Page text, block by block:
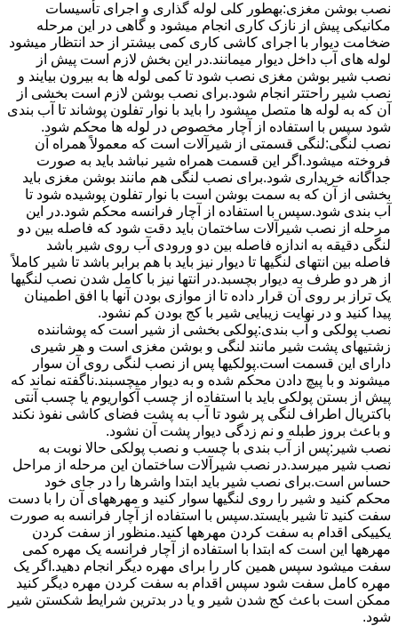
نصب بوشن مغزی:بهطور کلی لوله گذاری و اجرای تأسیسات
مکانیکی پیش از نازک کاری انجام میشود و گاهی در این مرحله
ضخامت دیوار با اجرای کاشی کاری کمی بیشتر از حد انتظار میشود
لوله های آب داخل دیوار میمانند.در این بخش لازم است پیش از
نصب شیر بوشن مغزی نصب شود تا کمی لوله ها به بیرون بیایند و
نصب شیر راحتتر انجام شود.برای نصب بوشن لازم است بخشی از
آن که به لوله ها متصل میشود را باید با نوار تفلون پوشاند تا آب بندی
شود سپس با استفاده از آچار مخصوص در لوله ها محکم شود.
نصب لنگی:لنگی قسمتی از شیرآلات است که معمولاً همراه آن
فروخته میشود.اگر این قسمت همراه شیر نباشد باید به صورت
جداگانه خریداری شود.برای نصب لنگی هم مانند بوشن مغزی باید
بخشی از آن که به سمت بوشن است با نوار تفلون پوشیده شود تا
آب بندی شود.سپس با استفاده از آچار فرانسه محکم شود.در این
مرحله از نصب شیرآلات ساختمان باید دقت شود که فاصله بین دو
لنگی دقیقه به اندازه فاصله بین دو ورودی آب روی شیر باشد
فاصله بین انتهای لنگیها تا دیوار نیز باید با هم برابر باشد تا شیر کاملاً
از هر دو طرف به دیوار بچسبد.در انتها نیز با کامل شدن نصب لنگیها
یک تراز بر روی آن قرار داده تا از موازی بودن آنها با افق اطمینان
پیدا کنید و در نهایت زیبایی شیر با کج بودن کم نشود.
نصب پولکی و آب بندی:پولکی بخشی از شیر است که پوشاننده
زشتیهای پشت شیر مانند لنگی و بوشن مغزی است و هر شیری
دارای این قسمت است.پولکیها پس از نصب لنگی روی آن سوار
میشوند و با پیچ دادن محکم شده و به دیوار میچسبند.ناگفته نماند که
پیش از بستن پولکی باید با استفاده از چسب آکواریوم یا چسب آنتی
باکتریال اطراف لنگی پر شود تا آب به پشت فضای کاشی نفوذ نکند
و باعث بروز طبله و نم زدگی دیوار پشت آن نشود.
نصب شیر:پس از آب بندی با چسب و نصب پولکی حالا نوبت به
نصب شیر میرسد.در نصب شیرآلات ساختمان این مرحله از مراحل
حساس است.برای نصب شیر باید ابتدا واشرها را در جای خود
محکم کنید و شیر را روی لنگیها سوار کنید و مهرههای آن را با دست
سفت کنید تا شیر بایستد.سپس با استفاده از آچار فرانسه به صورت
یکییکی اقدام به سفت کردن مهرهها کنید.منظور از سفت کردن
مهرهها این است که ابتدا با استفاده از آچار فرانسه یک مهره کمی
سفت میشود سپس همین کار را برای مهره دیگر انجام دهید.اگر یک
مهره کامل سفت شود سپس اقدام به سفت کردن مهره دیگر کنید
ممکن است باعث کج شدن شیر و یا در بدترین شرایط شکستن شیر
شود.